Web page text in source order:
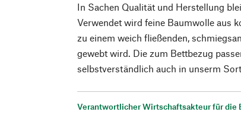
In Sachen Qualität und Herstellung
Verwendet wird feine Baumwolle aus
zu einem weich fließenden,
gewebt wird. Die zum Bettbezug
selbstverständlich auch in unserm
Verantwortlicher Wirtschaftsakteur für die